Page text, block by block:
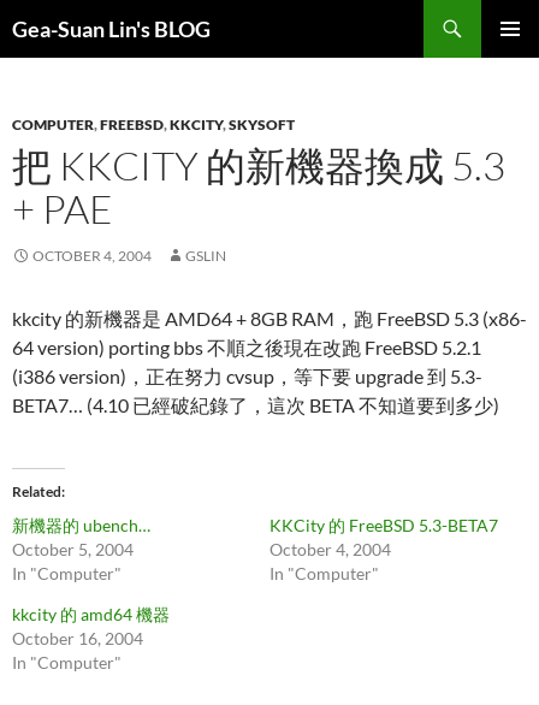
Gea-Suan Lin's BLOG
COMPUTER,FREEBSD,KKCITY,SKYSOFT
把 KKCITY 的新機器換成 5.3
+ PAE
OCTOBER 4, 2004 GSLIN
kkcity 的新機器是 AMD64 + 8GB RAM，跑 FreeBSD 5.3 (x86-
64 version) porting bbs 不順之後現在改跑 FreeBSD 5.2.1
(i386 version)，正在努力 cvsup，等下要 upgrade 到 5.3-
BETA7… (4.10 已經破紀錄了，這次 BETA 不知道要到多少)
Related
新機器的 ubench…
October 5, 2004
In "Computer"
KKCity 的 FreeBSD 5.3-BETA7
October 4, 2004
In "Computer"
kkcity 的 amd64 機器
October 16, 2004
In "Computer"